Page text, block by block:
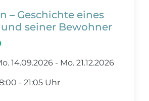
– Geschichte eines
seiner Bewohner
14.09.2026 - Mo. 21.12.2026
- 21:05 Uhr